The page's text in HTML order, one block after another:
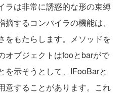
ラは非常に誘惑的な形の束縛
するコンパイラの機能は、
をもたらします。メソッドを
オブジェクトはfooとbarがで
を示そうとして、IFooBarと
意することがあります。これ